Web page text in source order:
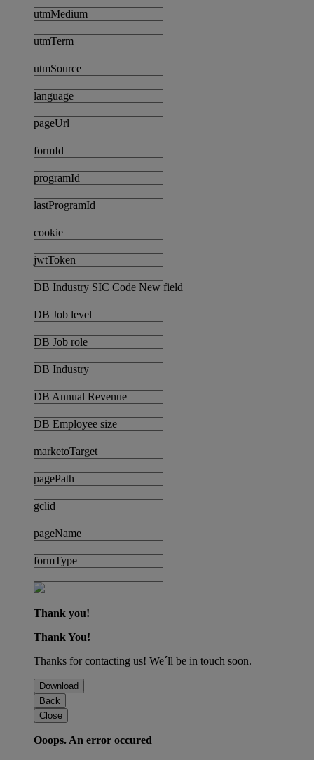
utmMedium
utmTerm
utmSource
language
pageUrl
formId
programId
lastProgramId
cookie
jwtToken
DB Industry SIC Code New field
DB Job level
DB Job role
DB Industry
DB Annual Revenue
DB Employee size
marketoTarget
pagePath
gclid
pageName
formType
Thank you!
Thank You!
Thanks for contacting us! We´ll be in touch soon.
Download
Back
Close
Ooops. An error occured